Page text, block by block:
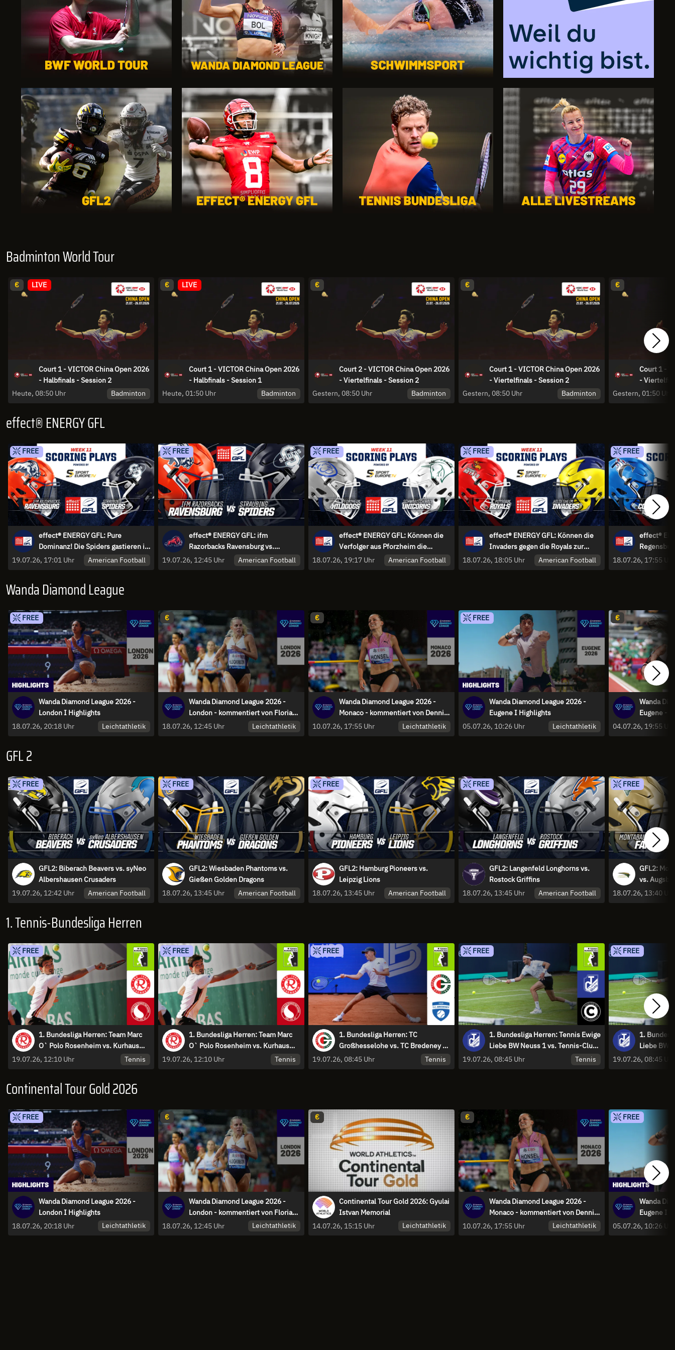
Badminton World Tour
€ LIVE
Court 1 - VICTOR China Open 2026
- Halbfinals - Session 2
Heute, 08:50 Uhr
Badminton
€ LIVE
Court 1 - VICTOR China Open 2026
- Halbfinals - Session 1
Heute, 01:50 Uhr
Badminton
€
Court 2 - VICTOR China Open 2026
- Viertelfinals - Session 2
Gestern, 08:50 Uhr
Badminton
€
Court 1 - VICTOR China Open 2026
- Viertelfinals - Session 2
Gestern, 08:50 Uhr
Badminton
€
Court 1 -
-
Gestern, 01:50 Uhr
effect® ENERGY GFL
FREE
effect® ENERGY GFL: Pure
Dominanz! Die Spiders gastieren in
Ravensburg
19.07.26, 17:01 Uhr American Football
FREE
effect® ENERGY GFL: ifm
Razorbacks Ravensburg vs.
Straubing Spiders
19.07.26, 12:45 Uhr American Football
FREE
effect® ENERGY GFL: Können die
Verfolger aus Pforzheim die
Unicorns ärgern?
18.07.26, 19:17 Uhr American Football
FREE
effect® ENERGY GFL: Können die
Invaders gegen die Royals zur
Spitzengruppe aufschließen?
18.07.26, 18:05 Uhr American Football
FREE
effect®
18.07.26, 17:55 Uhr
Wanda Diamond League
FREE
Wanda Diamond League 2026 -
London I Highlights
18.07.26, 20:18 Uhr
Leichtathletik
€
Wanda Diamond League 2026 -
London - kommentiert von Florian
Weber und Max Thorwirth
18.07.26, 12:45 Uhr Leichtathletik
€
Wanda Diamond League 2026 -
Monaco - kommentiert von Dennis
Baier und Florian Weber
10.07.26, 17:55 Uhr Leichtathletik
FREE
Wanda Diamond League 2026 -
Eugene I Highlights
05.07.26, 10:26 Uhr
Leichtathletik
€
Wanda
Eugene -
Weber 04.07.26, 19:55 Uhr
GFL 2
FREE
GFL2: Biberach Beavers vs. syNeo
Albershausen Crusaders
19.07.26, 12:42 Uhr
American Football
FREE
GFL2: Wiesbaden Phantoms vs.
Gießen Golden Dragons
18.07.26, 13:45 Uhr
American Football
FREE
GFL2: Hamburg Pioneers vs.
Leipzig Lions
18.07.26, 13:45 Uhr
American Football
FREE
GFL2: Langenfeld Longhorns vs.
Rostock Griffins
18.07.26, 13:45 Uhr
American Football
FREE
GFL2:
vs.
18.07.26, 13:40 Uhr
1. Tennis-Bundesliga Herren
FREE
1. Bundesliga Herren: Team Marc
O` Polo Rosenheim vs. Kurhaus
Lambertz Aachen 1 - Court 1
19.07.26, 12:10 Uhr Tennis
FREE
1. Bundesliga Herren: Team Marc
O` Polo Rosenheim vs. Kurhaus
Lambertz Aachen 1 - Centre Court
19.07.26, 12:10 Uhr Tennis
FREE
1. Bundesliga Herren: TC
Großhesselohe vs. TC Bredeney 1
- Centre Court
19.07.26, 08:45 Uhr Tennis
FREE
1. Bundesliga Herren: Tennis Ewige
Liebe BW Neuss 1 vs. Tennis-Club
SCC Berlin - Centre Court
19.07.26, 08:45 Uhr Tennis
FREE
1.
Liebe BW
SCC
19.07.26, 08:45 Uhr
Continental Tour Gold 2026
FREE
Wanda Diamond League 2026 -
London I Highlights
18.07.26, 20:18 Uhr
Leichtathletik
€
Wanda Diamond League 2026 -
London - kommentiert von Florian
Weber und Max Thorwirth
18.07.26, 12:45 Uhr Leichtathletik
€
Continental Tour Gold 2026: Gyulai
Istvan Memorial
14.07.26, 15:15 Uhr
Leichtathletik
€
Wanda Diamond League 2026 -
Monaco - kommentiert von Dennis
Baier und Florian Weber
10.07.26, 17:55 Uhr Leichtathletik
FREE
Wanda
Eugene I
05.07.26, 10:26 Uhr